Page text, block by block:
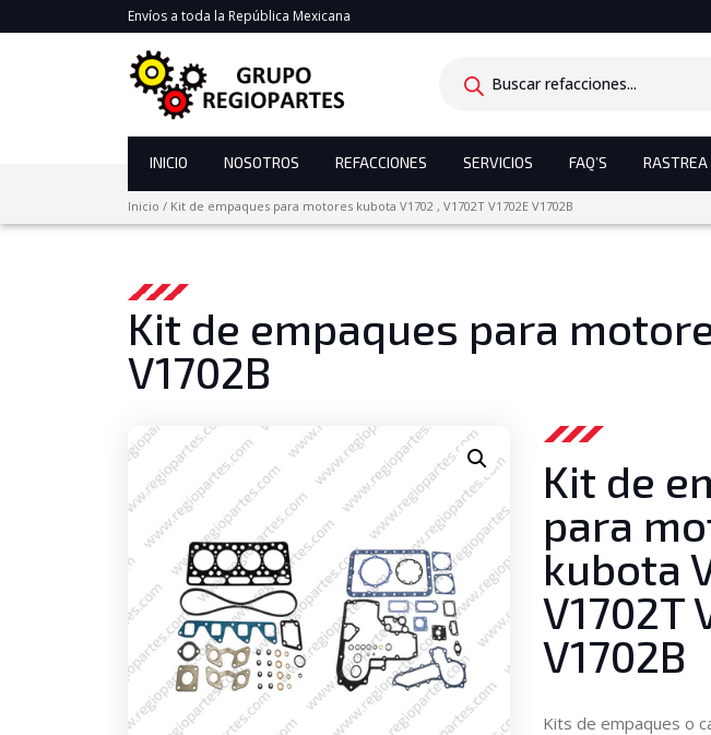
Envíos a toda la República Mexicana
search
INICIO NOSOTROS REFACCIONES SERVICIOS FAQ’S RASTREA
Inicio / Kit de empaques para motores kubota V1702 , V1702T V1702E V1702B
Kit de empaques para
V1702B
Kit de
para
kubota
V1702T
V1702B
Kits de empaques o